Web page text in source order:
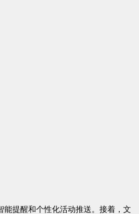
提醒和个性化活动推送。接着，文